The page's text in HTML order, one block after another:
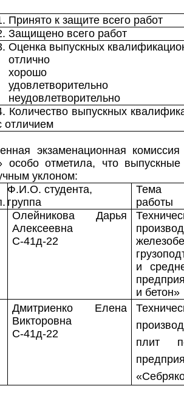
Принято к защите всего работ
Защищено всего работ
Оценка выпускных
отлично
хорошо
удовлетворительно
неудовлетворительно
Количество выпускных
отличием
экзаменационная
особо отметила, что
уклоном:
Ф.И.О. студента,
группа
Тема
работы
Олейникова Дарья
Алексеевна
С-41д-22
и
и бетон»
Дмитриенко Елена
Викторовна
С-41д-22
плит